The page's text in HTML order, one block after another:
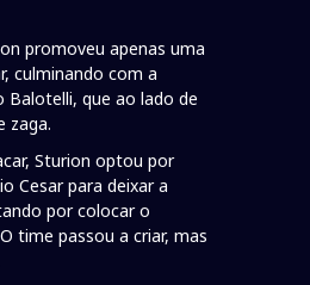
promoveu apenas uma
culminando com a
Balotelli, que ao lado de
zaga.
Sturion optou por
Cesar para deixar a
por colocar o
time passou a criar, mas